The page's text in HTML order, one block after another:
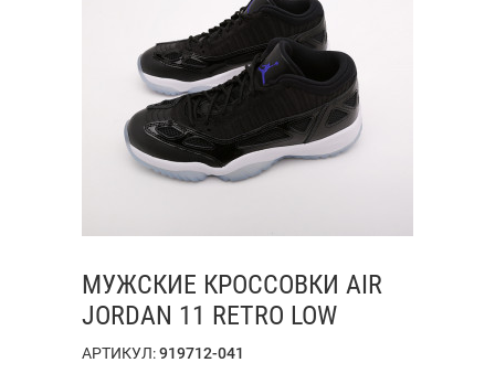
МУЖСКИЕ КРОССОВКИ AIR
JORDAN 11 RETRO LOW
АРТИКУЛ:919712-041